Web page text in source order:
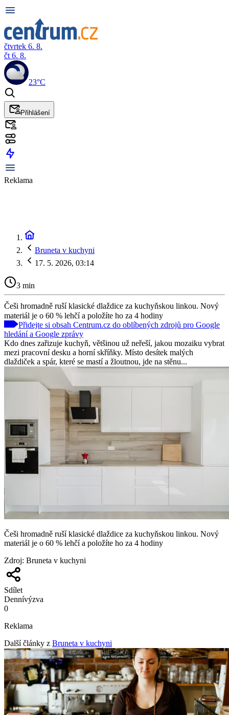
čtvrtek 6. 8.
čt 6. 8.
23°C
Přihlášení
Reklama
Bruneta v kuchyni
17. 5. 2026, 03:14
3 min
Češi hromadně ruší klasické dlaždice za kuchyňskou linkou. Nový
materiál je o 60 % lehčí a položíte ho za 4 hodiny
Přidejte si obsah Centrum.cz do oblíbených zdrojů pro Google
hledání a Google zprávy
Kdo dnes zařizuje kuchyň, většinou už neřeší, jakou mozaiku vybrat
mezi pracovní desku a horní skříňky. Místo desítek malých
dlaždiček a spár, které se mastí a žloutnou, jde na stěnu...
Češi hromadně ruší klasické dlaždice za kuchyňskou linkou. Nový
materiál je o 60 % lehčí a položíte ho za 4 hodiny
Zdroj: Bruneta v kuchyni
Sdílet
Dennívýzva
0
Reklama
Další články z Bruneta v kuchyni